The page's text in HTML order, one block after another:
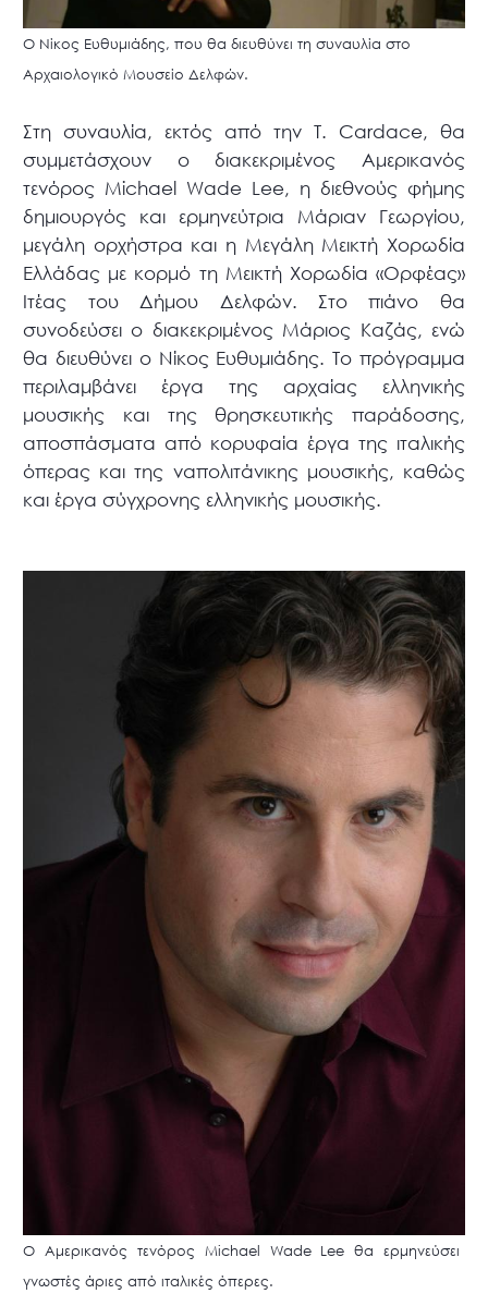
Ο Νίκος Ευθυμιάδης, που θα διευθύνει τη συναυλία στο
Αρχαιολογικό Μουσείο Δελφών.
Στη συναυλία, εκτός από την Τ. Cardace, θα
συμμετάσχουν ο διακεκριμένος Αμερικανός
τενόρος Michael Wade Lee, η διεθνούς φήμης
δημιουργός και ερμηνεύτρια Μάριαν Γεωργίου,
μεγάλη ορχήστρα και η Μεγάλη Μεικτή Χορωδία
Ελλάδας με κορμό τη Μεικτή Χορωδία «Ορφέας»
Ιτέας του Δήμου Δελφών. Στο πιάνο θα
συνοδεύσει ο διακεκριμένος Μάριος Καζάς, ενώ
θα διευθύνει ο Νίκος Ευθυμιάδης. Το πρόγραμμα
περιλαμβάνει έργα της αρχαίας ελληνικής
μουσικής και της θρησκευτικής παράδοσης,
αποσπάσματα από κορυφαία έργα της ιταλικής
όπερας και της ναπολιτάνικης μουσικής, καθώς
και έργα σύγχρονης ελληνικής μουσικής.
Ο Αμερικανός τενόρος Μichael Wade Lee θα ερμηνεύσει
γνωστές άριες από ιταλικές όπερες.